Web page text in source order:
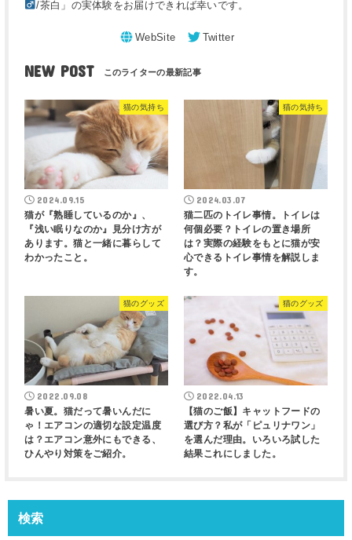
/茶白」の実体験をお届けできれば幸いです。
NEW POST
猫の気持ち
2024.09.15
猫が『熟睡しているのか』、
『浅い眠りなのか』見分け方が
あります。猫と一緒に暮らして
わかったこと。
猫の気持ち
2024.03.07
猫二匹のトイレ事情。トイレは
何個必要？トイレの置き場所
は？実際の経験をもとに猫が安
心できるトイレ事情を解説しま
す。
猫のグッズ
2022.09.08
暑い夏。猫だって暑いんだに
ゃ！エアコンの適切な設定温度
は？エアコン意外にもできる、
ひんやり対策をご紹介。
猫のグッズ
2022.04.13
【猫のご飯】キャットフードの
選び方？私が「ピュリナワン」
を選んだ理由。いろいろ試した
結果これにしました。
検索